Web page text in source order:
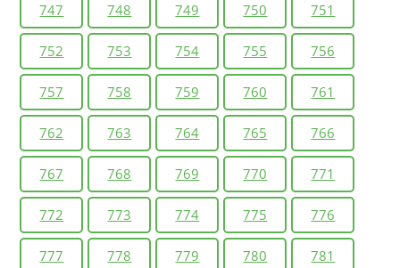
747 748 749 750 751
752 753 754 755 756
757 758 759 760 761
762 763 764 765 766
767 768 769 770 771
772 773 774 775 776
777 778 779 780 781